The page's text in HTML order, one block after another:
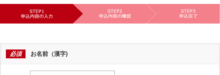
必須 お名前（漢字)